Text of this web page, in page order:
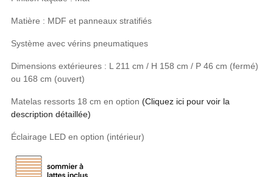
Matière : MDF et panneaux stratifiés
Système avec vérins pneumatiques
Dimensions extérieures : L 211 cm / H 158 cm / P 46 cm (fermé)
ou 168 cm (ouvert)
Matelas ressorts 18 cm en option (Cliquez ici pour voir la
description détaillée)
Éclairage LED en option (intérieur)